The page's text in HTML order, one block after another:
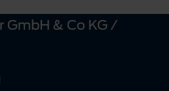
& Co KG /